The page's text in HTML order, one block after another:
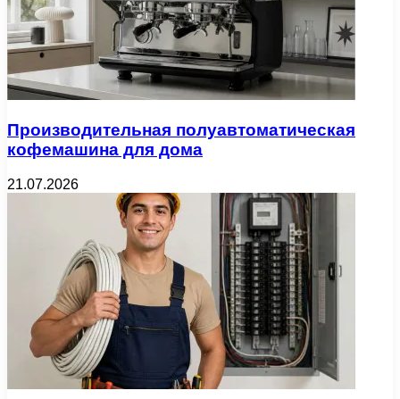
Производительная полуавтоматическая
кофемашина для дома
21.07.2026